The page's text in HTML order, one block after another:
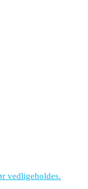
vedligeholdes.